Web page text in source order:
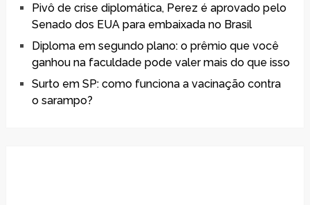
Pivô de crise diplomática, Perez é aprovado pelo
Senado dos EUA para embaixada no Brasil
Diploma em segundo plano: o prêmio que você
ganhou na faculdade pode valer mais do que isso
Surto em SP: como funciona a vacinação contra
o sarampo?